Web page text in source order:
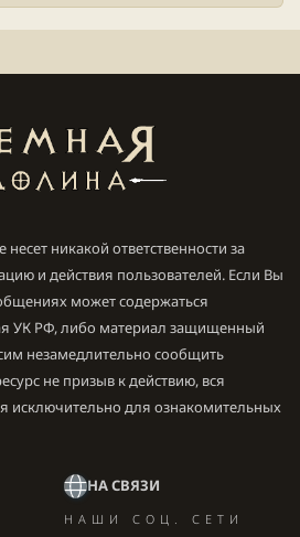
никакой ответственности за
и действия пользователей. Если Вы
может содержаться
УК РФ, либо материал защищенный
незамедлительно сообщить
не призыв к действию, вся
для ознакомительных
НА СВЯЗИ
НАШИ СОЦ. СЕТИ